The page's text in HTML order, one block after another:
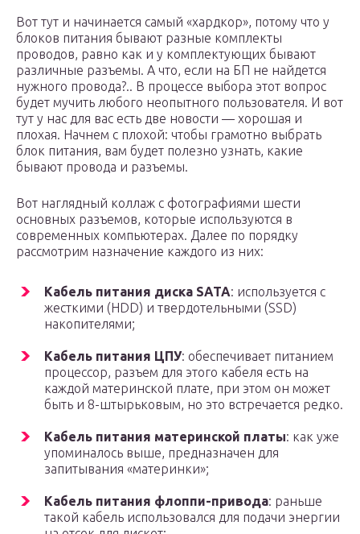
Вот тут и начинается самый «хардкор», потому что у
блоков питания бывают разные комплекты
проводов, равно как и у комплектующих бывают
различные разъемы. А что, если на БП не найдется
нужного провода?.. В процессе выбора этот вопрос
будет мучить любого неопытного пользователя. И вот
тут у нас для вас есть две новости — хорошая и
плохая. Начнем с плохой: чтобы грамотно выбрать
блок питания, вам будет полезно узнать, какие
бывают провода и разъемы.
Вот наглядный коллаж с фотографиями шести
основных разъемов, которые используются в
современных компьютерах. Далее по порядку
рассмотрим назначение каждого из них:
Кабель питания диска SATA: используется с
жесткими (HDD) и твердотельными (SSD)
накопителями;
Кабель питания ЦПУ: обеспечивает питанием
процессор, разъем для этого кабеля есть на
каждой материнской плате, при этом он может
быть и 8-штырьковым, но это встречается редко.
Кабель питания материнской платы: как уже
упоминалось выше, предназначен для
запитывания «материнки»;
Кабель питания флоппи-привода: раньше
такой кабель использовался для подачи энергии